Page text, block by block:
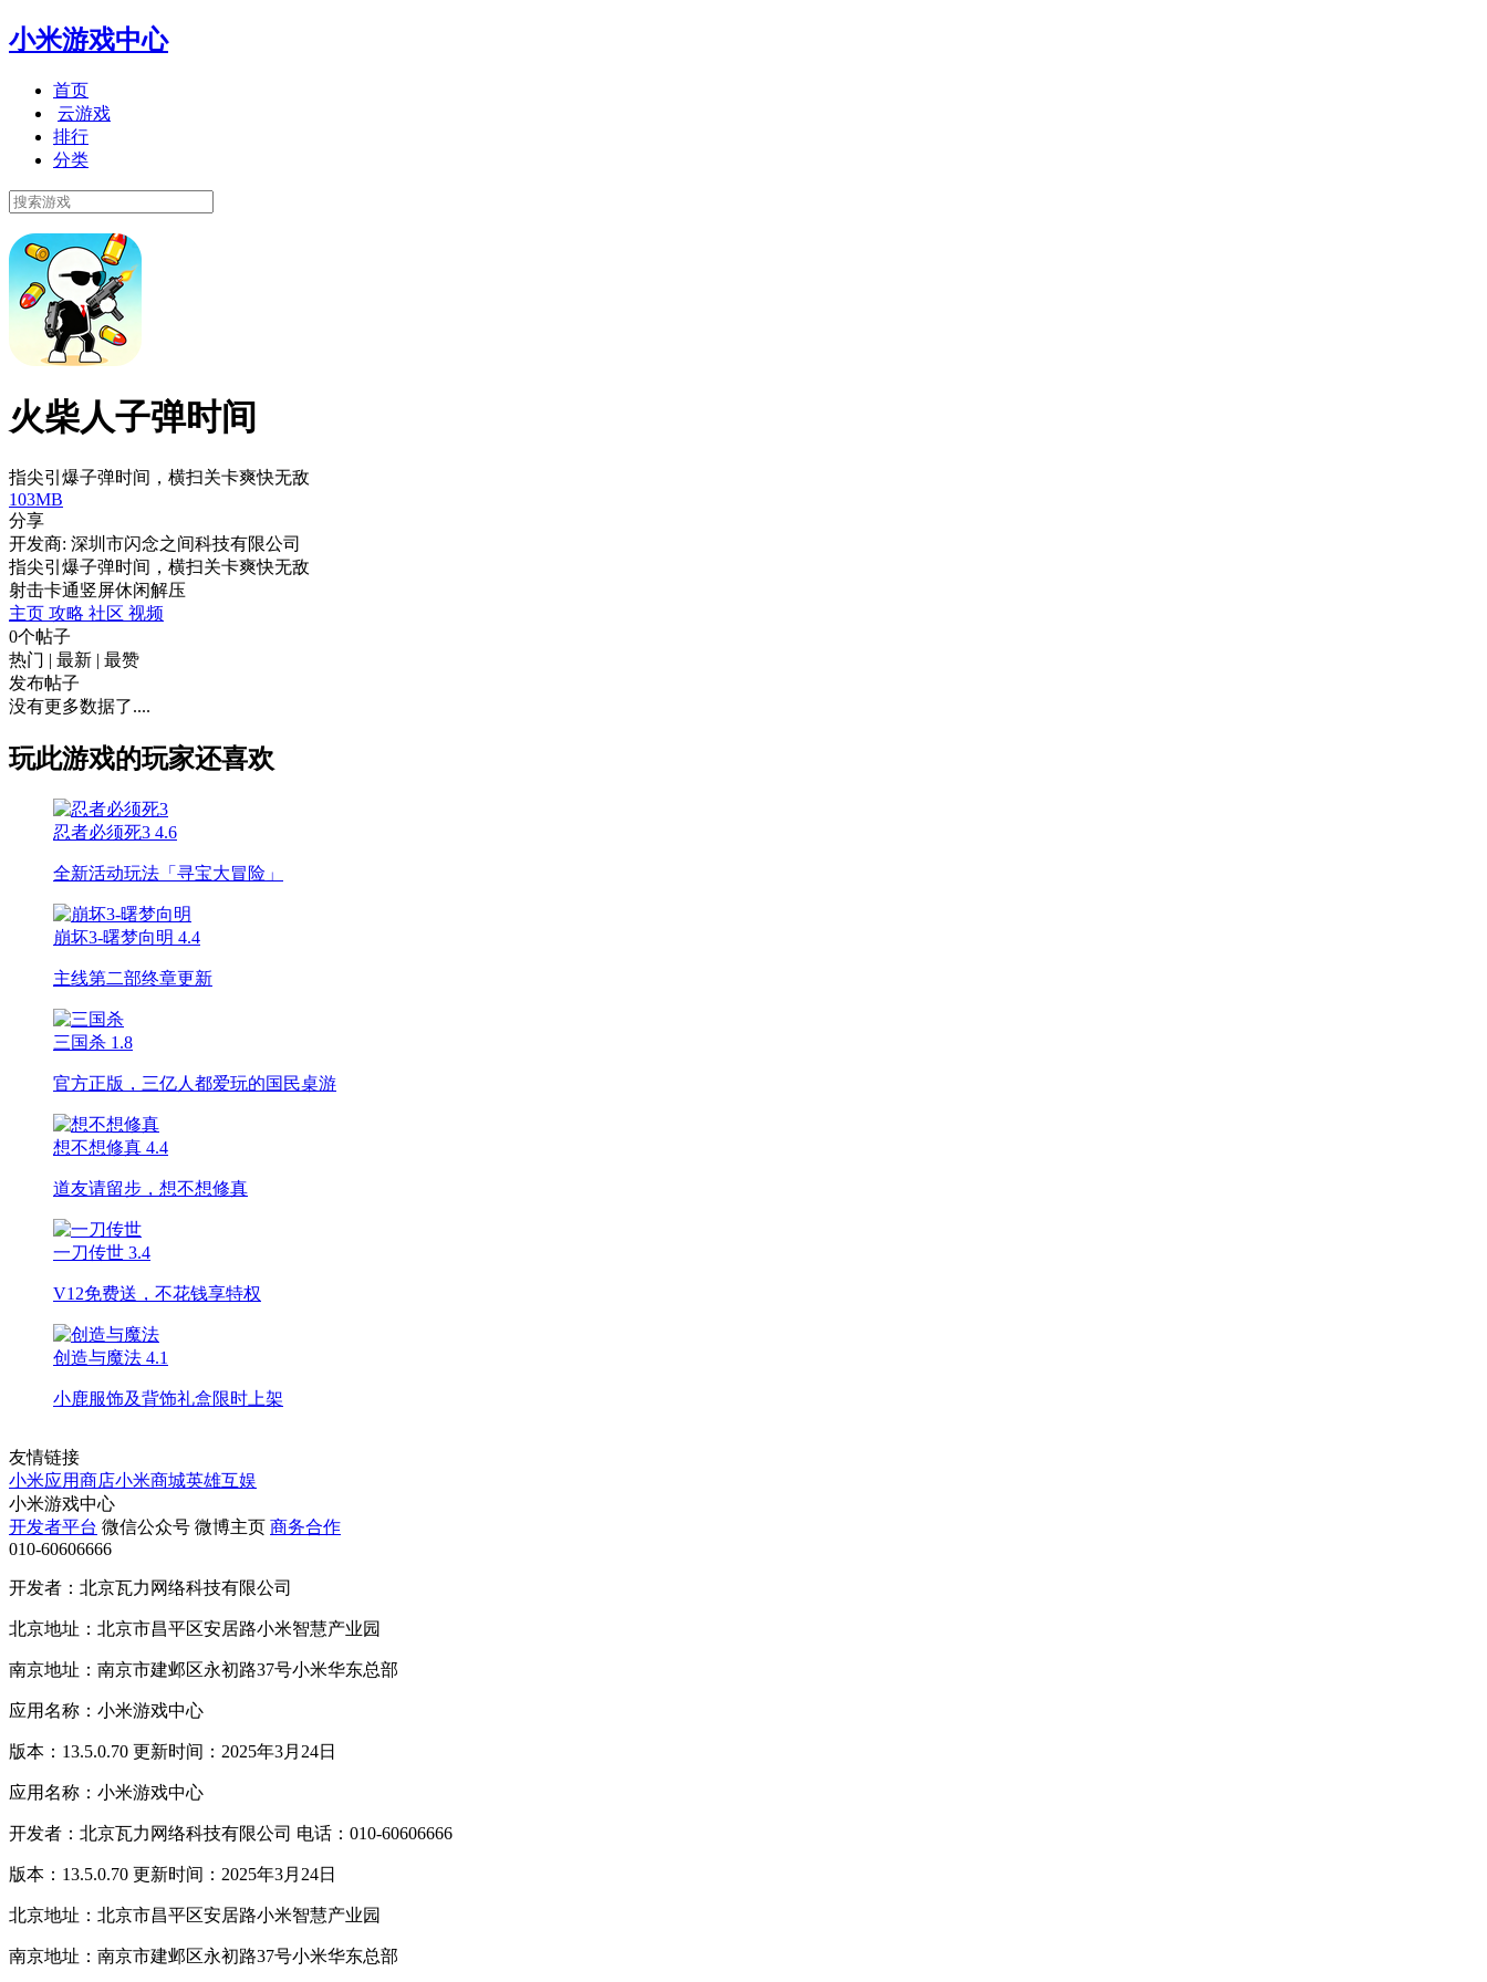
小米游戏中心
首页
云游戏
排行
分类
火柴人子弹时间
指尖引爆子弹时间，横扫关卡爽快无敌
103MB
分享
开发商: 深圳市闪念之间科技有限公司
指尖引爆子弹时间，横扫关卡爽快无敌
射击卡通竖屏休闲解压
主页 攻略 社区 视频
0个帖子
热门 | 最新 | 最赞
发布帖子
没有更多数据了....
玩此游戏的玩家还喜欢
忍者必须死3 4.6
全新活动玩法「寻宝大冒险」
崩坏3-曙梦向明 4.4
主线第二部终章更新
三国杀 1.8
官方正版，三亿人都爱玩的国民桌游
想不想修真 4.4
道友请留步，想不想修真
一刀传世 3.4
V12免费送，不花钱享特权
创造与魔法 4.1
小鹿服饰及背饰礼盒限时上架
友情链接
小米应用商店小米商城英雄互娱
小米游戏中心
开发者平台 微信公众号 微博主页 商务合作
010-60606666
开发者：北京瓦力网络科技有限公司
北京地址：北京市昌平区安居路小米智慧产业园
南京地址：南京市建邺区永初路37号小米华东总部
应用名称：小米游戏中心
版本：13.5.0.70 更新时间：2025年3月24日
应用名称：小米游戏中心
开发者：北京瓦力网络科技有限公司 电话：010-60606666
版本：13.5.0.70 更新时间：2025年3月24日
北京地址：北京市昌平区安居路小米智慧产业园
南京地址：南京市建邺区永初路37号小米华东总部